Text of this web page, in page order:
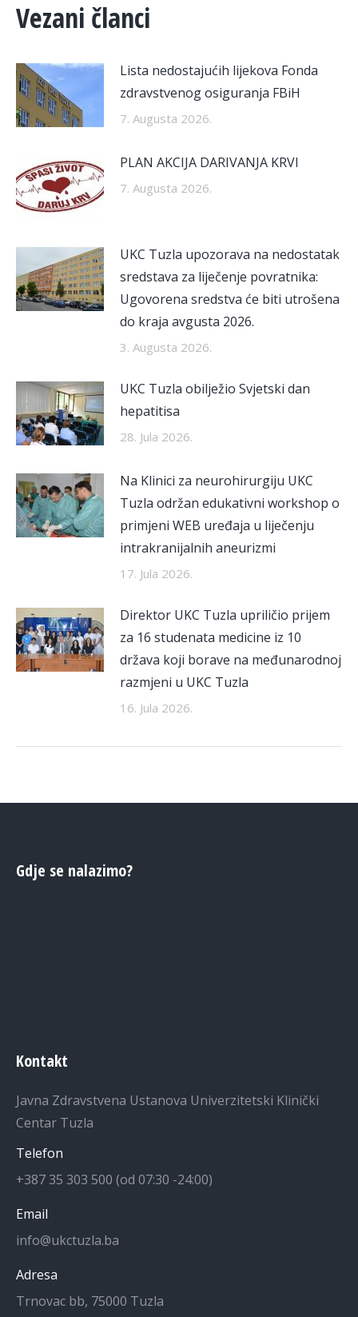
Vezani članci
Lista nedostajućih lijekova Fonda
zdravstvenog osiguranja FBiH
7. Augusta 2026.
PLAN AKCIJA DARIVANJA KRVI
7. Augusta 2026.
UKC Tuzla upozorava na nedostatak
sredstava za liječenje povratnika:
Ugovorena sredstva će biti utrošena
do kraja avgusta 2026.
3. Augusta 2026.
UKC Tuzla obilježio Svjetski dan
hepatitisa
28. Jula 2026.
Na Klinici za neurohirurgiju UKC
Tuzla održan edukativni workshop o
primjeni WEB uređaja u liječenju
intrakranijalnih aneurizmi
17. Jula 2026.
Direktor UKC Tuzla upriličio prijem
za 16 studenata medicine iz 10
država koji borave na međunarodnoj
razmjeni u UKC Tuzla
16. Jula 2026.
Gdje se nalazimo?
Kontakt
Javna Zdravstvena Ustanova Univerzitetski Klinički
Centar Tuzla
Telefon
+387 35 303 500 (od 07:30 -24:00)
Email
info@ukctuzla.ba
Adresa
Trnovac bb, 75000 Tuzla